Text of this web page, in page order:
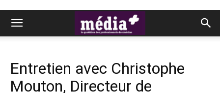
Entretien avec Christophe
Mouton, Directeur de